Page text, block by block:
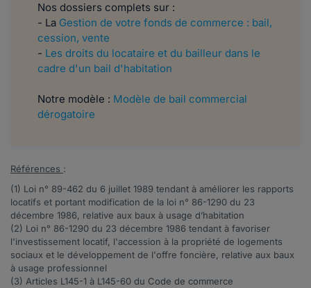
Nos dossiers complets sur :
- La Gestion de votre fonds de commerce : bail,
cession, vente
- Les droits du locataire et du bailleur dans le
cadre d'un bail d'habitation
Notre modèle : Modèle de bail commercial
dérogatoire
Références :
(1) Loi n° 89-462 du 6 juillet 1989 tendant à améliorer les rapports
locatifs et portant modification de la loi n° 86-1290 du 23
décembre 1986, relative aux baux à usage d’habitation
(2) Loi n° 86-1290 du 23 décembre 1986 tendant à favoriser
l'investissement locatif, l'accession à la propriété de logements
sociaux et le développement de l'offre foncière, relative aux baux
à usage professionnel
(3) Articles L145-1 à L145-60 du Code de commerce